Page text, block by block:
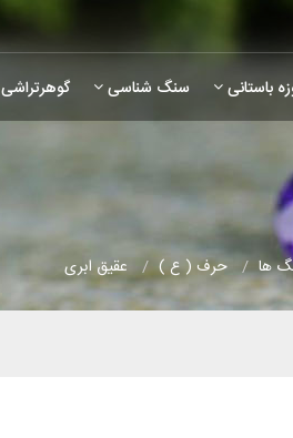
باستانی سنگ شناسی گوهرتراشی
ها حرف ( ع ) عقیق ابری